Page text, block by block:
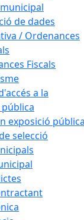
de dades
/ Ordenances
Fiscals
a la
exposició pública
selecció